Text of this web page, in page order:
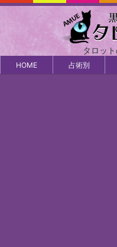
タロッ
HOME 占術別